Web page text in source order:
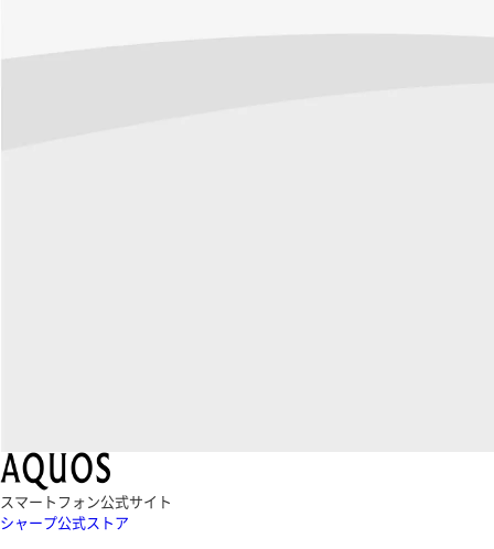
スマートフォン公式サイト
シャープ公式ストア